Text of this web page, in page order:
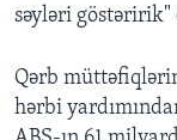
səyləri göstəririk"
Qərb
hərbi